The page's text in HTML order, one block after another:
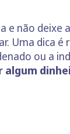
e não deixe
Uma dica é
ou a
algum